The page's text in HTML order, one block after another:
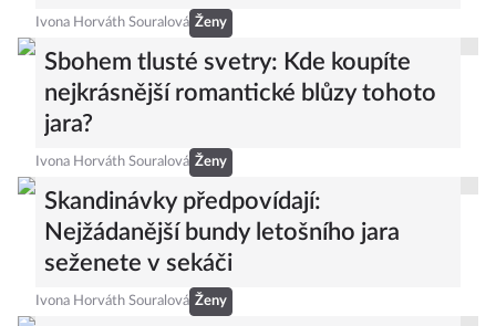
Ivona Horváth Souralová Ženy
Sbohem tlusté svetry: Kde koupíte
nejkrásnější romantické blůzy tohoto
jara?
Ivona Horváth Souralová Ženy
Skandinávky předpovídají:
Nejžádanější bundy letošního jara
seženete v sekáči
Ivona Horváth Souralová Ženy